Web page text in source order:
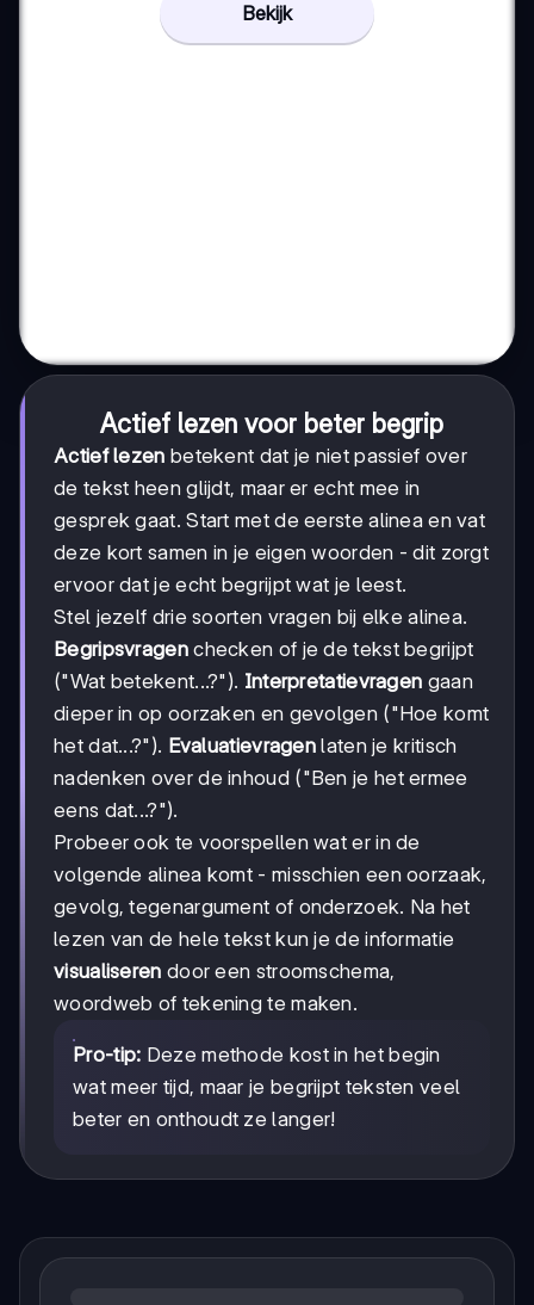
Bekijk
Actief lezen voor beter begrip
Actief lezen betekent dat je niet passief over
de tekst heen glijdt, maar er echt mee in
gesprek gaat. Start met de eerste alinea en vat
deze kort samen in je eigen woorden - dit zorgt
ervoor dat je echt begrijpt wat je leest.
Stel jezelf drie soorten vragen bij elke alinea.
Begripsvragenchecken of je de tekst begrijpt
("Wat betekent...?"). Interpretatievragen gaan
dieper in op oorzaken en gevolgen ("Hoe komt
het dat...?"). Evaluatievragen laten je kritisch
nadenken over de inhoud ("Ben je het ermee
eens dat...?").
Probeer ook te voorspellen wat er in de
volgende alinea komt - misschien een oorzaak,
gevolg, tegenargument of onderzoek. Na het
lezen van de hele tekst kun je de informatie
visualiseren door een stroomschema,
woordweb of tekening te maken.
Pro-tip: Deze methode kost in het begin
wat meer tijd, maar je begrijpt teksten veel
beter en onthoudt ze langer!